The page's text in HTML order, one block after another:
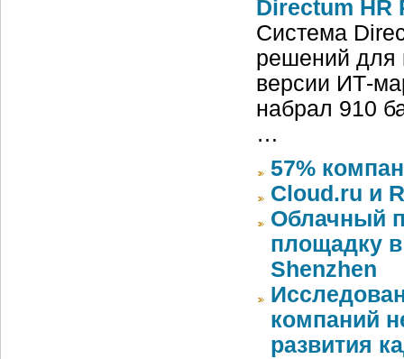
Directum HR
Система
решений для
версии ИТ-
набрал 910
…
57%
Cloud.ru и
Облачный
площадку в
Shenzhen
компаний
развития